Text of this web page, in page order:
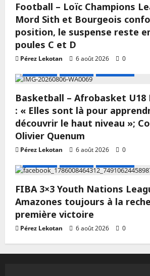
Football – Loïc Champions
Mord Sith et Bourgeois
position, le suspense reste
poules C et D
Pérez Lekotan 6 août 2026
0
Basketball – Afrobasket U18
: « Elles sont là pour
découvrir le haut niveau »;
Olivier Quenum
Pérez Lekotan 6 août 2026
0
FIBA 3×3 Youth Nations
Amazones toujours à la
première victoire
Pérez Lekotan 6 août 2026 0